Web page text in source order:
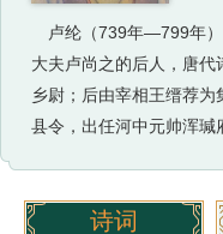
卢纶（739年—799年
大夫卢尚之的后人，唐
乡尉；后由宰相王缙荐
县令，出任河中元帅浑
诗词